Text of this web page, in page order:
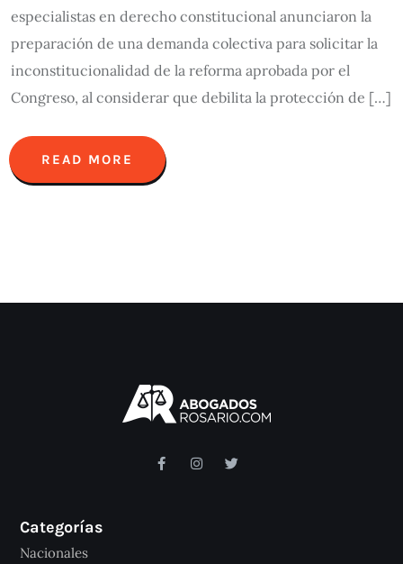
especialistas en derecho constitucional anunciaron la
preparación de una demanda colectiva para solicitar la
inconstitucionalidad de la reforma aprobada por el
Congreso, al considerar que debilita la protección de […]
READ MORE
Categorías
Nacionales